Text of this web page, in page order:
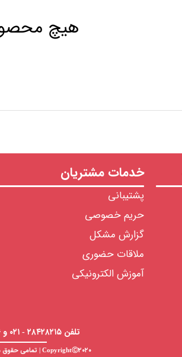
هیچ
خدمات مشتریان
پشتیبانی
حریم خصوصی
گزارش مشکل
ملاقات حضوری
آموزش الکترونیکی
تلفن ۲۸۴۲۸۲۱۵ - ۰۲۱ و ۹۱۰۳۵۲۱۶ - ۰۲۱ | info@irantextilemarket.ir
CopyrightⒸ۲۰۲۰ | تمامی حقوق مادی و معنوی این سایت متعلق به